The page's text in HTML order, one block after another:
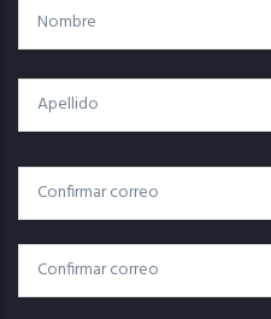
Nombre
Apellido
Correo
Electrónico
Correo Electrónico
Confirmar Correo